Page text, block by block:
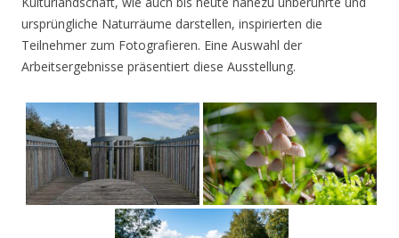
ursprüngliche Naturräume darstellen, inspirierten die
Teilnehmer zum Fotografieren. Eine Auswahl der
Arbeitsergebnisse präsentiert diese Ausstellung.